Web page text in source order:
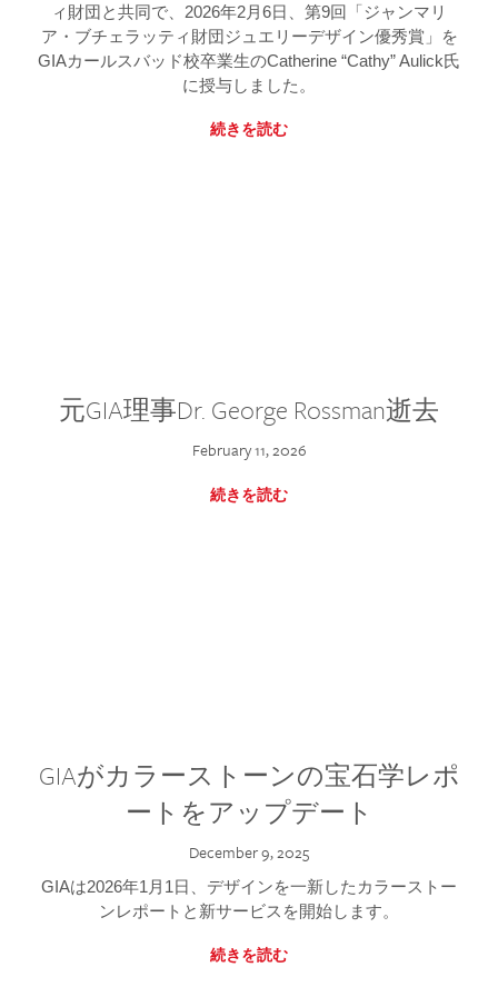
ィ財団と共同で、2026年2月6日、第9回「ジャンマリ
ア・ブチェラッティ財団ジュエリーデザイン優秀賞」を
GIAカールスバッド校卒業生のCatherine “Cathy” Aulick氏
に授与しました。
続きを読む
元GIA理事Dr. George Rossman逝去
February 11, 2026
続きを読む
GIAがカラーストーンの宝石学レポ
ートをアップデート
December 9, 2025
GIAは2026年1月1日、デザインを一新したカラーストー
ンレポートと新サービスを開始します。
続きを読む